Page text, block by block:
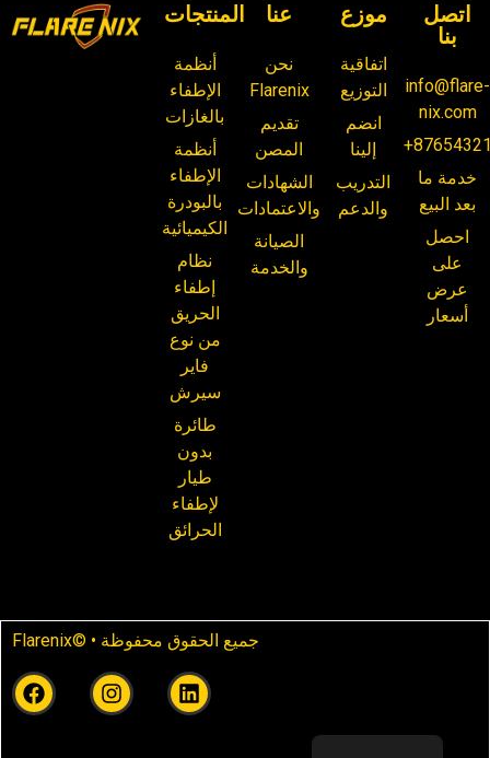
المنتجات
أنظمة
الإطفاء
بالغازات
أنظمة
الإطفاء
بالبودرة
الكيميائية
نظام
إطفاء
الحريق
من نوع
فاير
سيرش
طائرة
بدون
طيار
لإطفاء
الحرائق
عنا
نحن
Flarenix
تقديم
المصن
الشهادات
والاعتمادات
الصيانة
والخدمة
موزع
اتفاقية
التوزيع
انضم
إلينا
التدريب
والدعم
اتصل
بنا
info@flare-
nix.com
خدمة ما
بعد البيع
احصل
على
عرض
أسعار
Flarenix© • جميع الحقوق محفوظة